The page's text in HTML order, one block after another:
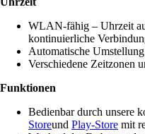
WLAN-fähig – Uhrzeit
kontinuierliche
Automatische
Verschiedene Zeitzonen
Funktionen
Bedienbar durch unsere
Storeund Play-Store mit